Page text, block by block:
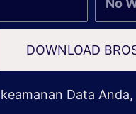
DOWNLOAD
Data